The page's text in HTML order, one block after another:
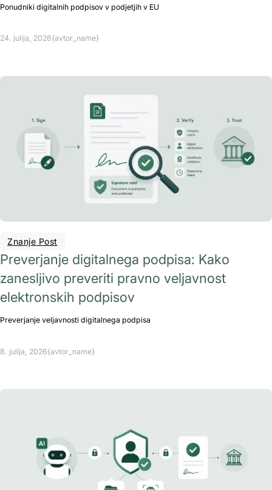
Ponudniki digitalnih podpisov v podjetjih v EU
24. julija, 2026{avtor_name}
Znanje Post
Preverjanje digitalnega podpisa: Kako
zanesljivo preveriti pravno veljavnost
elektronskih podpisov
Preverjanje veljavnosti digitalnega podpisa
8. julija, 2026{avtor_name}